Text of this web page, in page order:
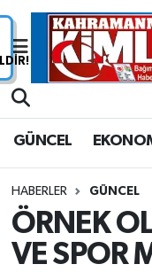
GÜNCEL
HABERLER GÜNCEL
ÖRNEK
VE SPOR
Nöbetçi
Süper Lig